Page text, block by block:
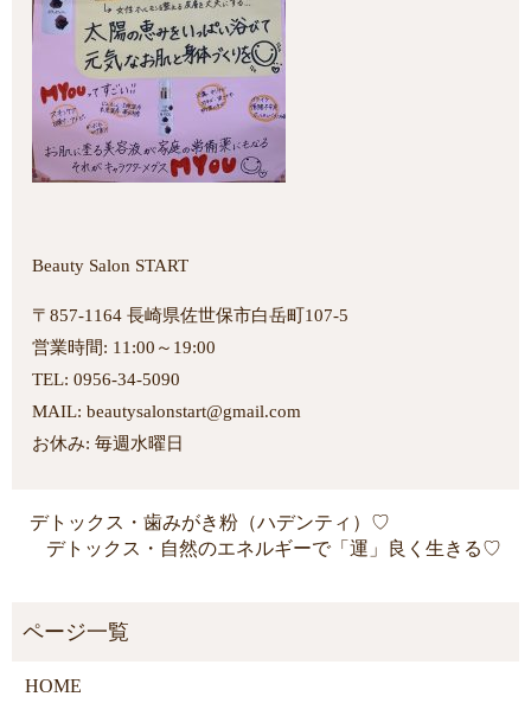
Beauty Salon START
〒857-1164 長崎県佐世保市白岳町107-5
営業時間: 11:00～19:00
TEL: 0956-34-5090
MAIL: beautysalonstart@gmail.com
お休み: 毎週水曜日
デトックス・歯みがき粉（ハデンティ）♡
デトックス・自然のエネルギーで「運」良く生きる♡
HOME